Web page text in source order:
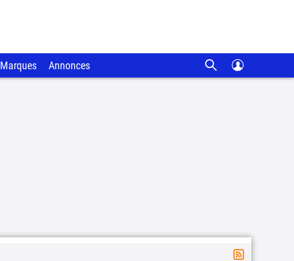
Marques Annonces